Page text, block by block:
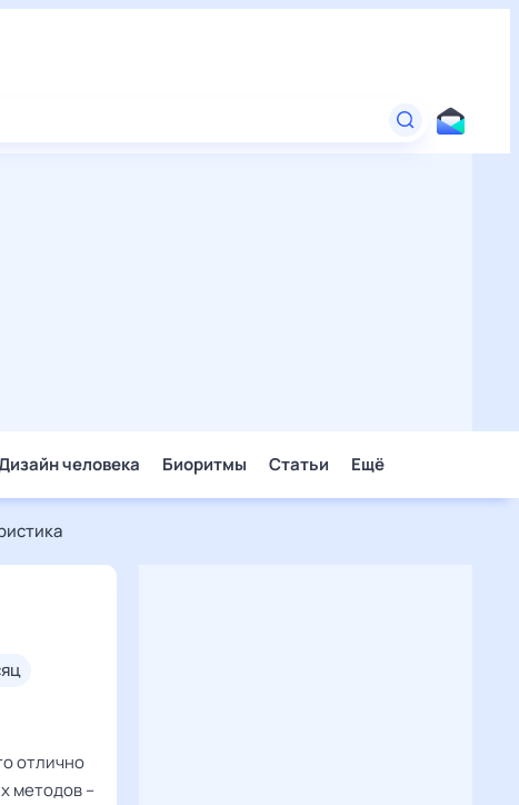
человека Биоритмы Статьи Ещё
отлично
методов –